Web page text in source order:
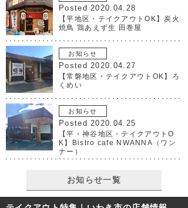
Posted 2020.04.28
【平地区・テイクアウトOK】炭火
焼鳥 鶏あえず生 田巻屋
お知らせ
Posted 2020.04.27
【常磐地区・テイクアウトOK】ろ
くめい
お知らせ
Posted 2020.04.25
【平・神谷地区・テイクアウトO
K】Bistro cafe NWANNA（ワン
ナー）
お知らせ一覧